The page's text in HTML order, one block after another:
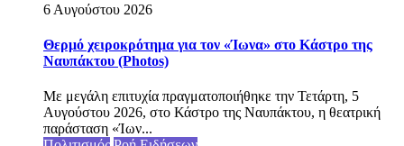
6 Αυγούστου 2026
Θερμό χειροκρότημα για τον «Ίωνα» στο Κάστρο της
Ναυπάκτου (Photos)
Με μεγάλη επιτυχία πραγματοποιήθηκε την Τετάρτη, 5
Αυγούστου 2026, στο Κάστρο της Ναυπάκτου, η θεατρική
παράσταση «Ίων...